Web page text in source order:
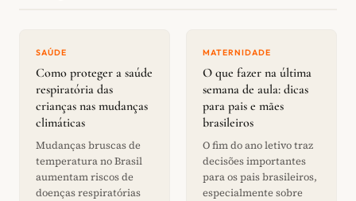
SAÚDE
Como proteger a saúde
respiratória das
crianças nas mudanças
climáticas
Mudanças bruscas de
temperatura no Brasil
aumentam riscos de
doenças respiratórias
MATERNIDADE
O que fazer na última
semana de aula: dicas
para pais e mães
brasileiros
O fim do ano letivo traz
decisões importantes
para os pais brasileiros,
especialmente sobre